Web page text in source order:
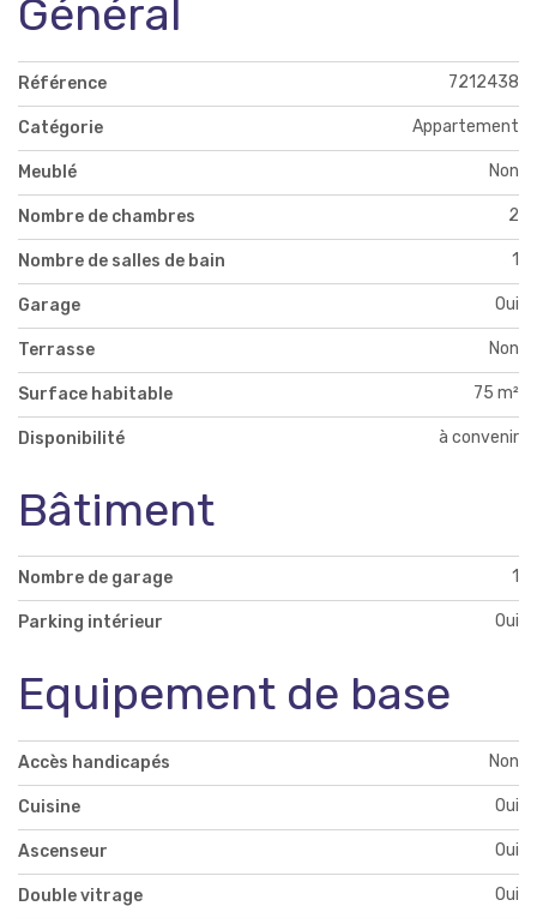
Général
Référence 7212438
Catégorie Appartement
Meublé Non
Nombre de chambres 2
Nombre de salles de bain 1
Garage Oui
Terrasse Non
Surface habitable 75 m²
Disponibilité à convenir
Bâtiment
Nombre de garage 1
Parking intérieur Oui
Equipement de base
Accès handicapés Non
Cuisine Oui
Ascenseur Oui
Double vitrage Oui